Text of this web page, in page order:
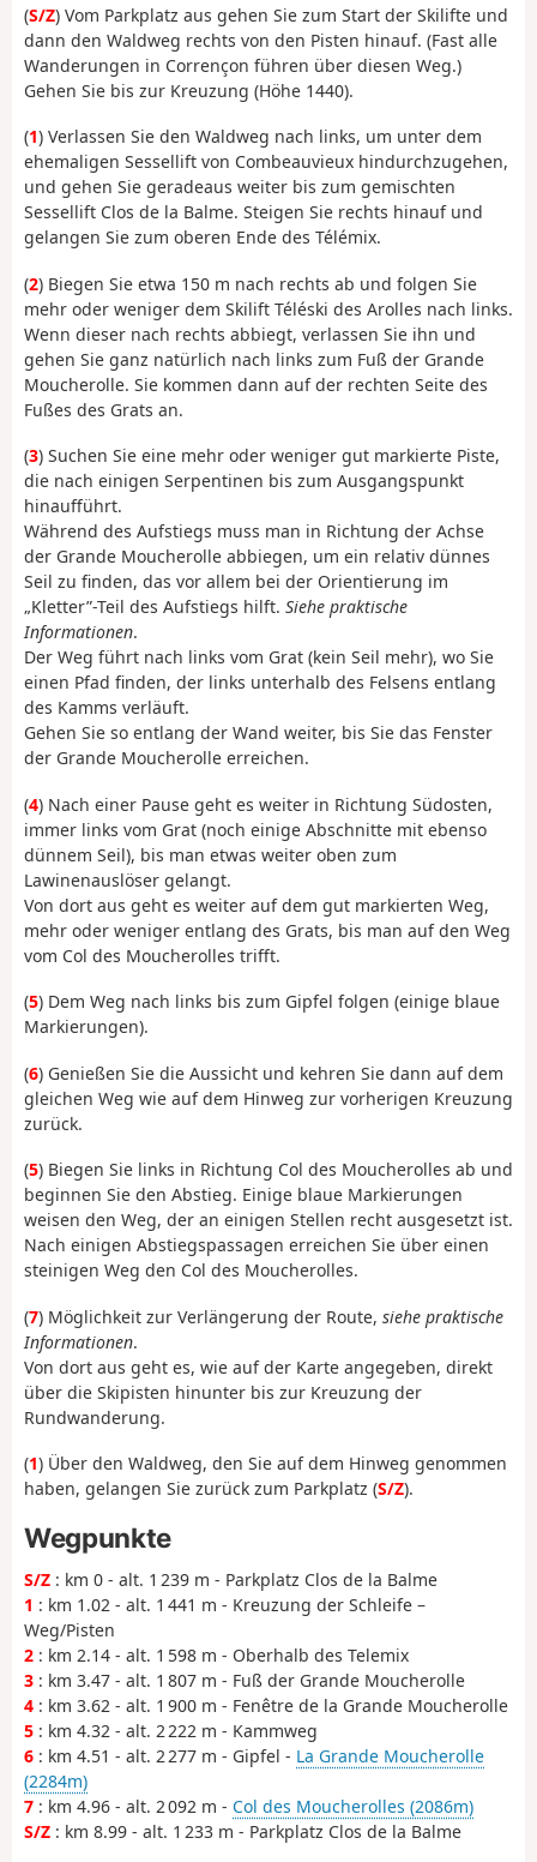
(S/Z) Vom Parkplatz aus gehen Sie zum Start der Skilifte und
dann den Waldweg rechts von den Pisten hinauf. (Fast alle
Wanderungen in Corrençon führen über diesen Weg.)
Gehen Sie bis zur Kreuzung (Höhe 1440).
(1) Verlassen Sie den Waldweg nach links, um unter dem
ehemaligen Sessellift von Combeauvieux hindurchzugehen,
und gehen Sie geradeaus weiter bis zum gemischten
Sessellift Clos de la Balme. Steigen Sie rechts hinauf und
gelangen Sie zum oberen Ende des Télémix.
(2) Biegen Sie etwa 150 m nach rechts ab und folgen Sie
mehr oder weniger dem Skilift Téléski des Arolles nach links.
Wenn dieser nach rechts abbiegt, verlassen Sie ihn und
gehen Sie ganz natürlich nach links zum Fuß der Grande
Moucherolle. Sie kommen dann auf der rechten Seite des
Fußes des Grats an.
(3) Suchen Sie eine mehr oder weniger gut markierte Piste,
die nach einigen Serpentinen bis zum Ausgangspunkt
hinaufführt.
Während des Aufstiegs muss man in Richtung der Achse
der Grande Moucherolle abbiegen, um ein relativ dünnes
Seil zu finden, das vor allem bei der Orientierung im
„Kletter”-Teil des Aufstiegs hilft. Siehe praktische
Informationen.
Der Weg führt nach links vom Grat (kein Seil mehr), wo Sie
einen Pfad finden, der links unterhalb des Felsens entlang
des Kamms verläuft.
Gehen Sie so entlang der Wand weiter, bis Sie das Fenster
der Grande Moucherolle erreichen.
(4) Nach einer Pause geht es weiter in Richtung Südosten,
immer links vom Grat (noch einige Abschnitte mit ebenso
dünnem Seil), bis man etwas weiter oben zum
Lawinenauslöser gelangt.
Von dort aus geht es weiter auf dem gut markierten Weg,
mehr oder weniger entlang des Grats, bis man auf den Weg
vom Col des Moucherolles trifft.
(5) Dem Weg nach links bis zum Gipfel folgen (einige blaue
Markierungen).
(6) Genießen Sie die Aussicht und kehren Sie dann auf dem
gleichen Weg wie auf dem Hinweg zur vorherigen Kreuzung
zurück.
(5) Biegen Sie links in Richtung Col des Moucherolles ab und
beginnen Sie den Abstieg. Einige blaue Markierungen
weisen den Weg, der an einigen Stellen recht ausgesetzt ist.
Nach einigen Abstiegspassagen erreichen Sie über einen
steinigen Weg den Col des Moucherolles.
(7) Möglichkeit zur Verlängerung der Route, siehe praktische
Informationen.
Von dort aus geht es, wie auf der Karte angegeben, direkt
über die Skipisten hinunter bis zur Kreuzung der
Rundwanderung.
(1) Über den Waldweg, den Sie auf dem Hinweg genommen
haben, gelangen Sie zurück zum Parkplatz (S/Z).
Wegpunkte
S/Z : km 0 - alt. 1 239 m - Parkplatz Clos de la Balme
1 : km 1.02 - alt. 1 441 m - Kreuzung der Schleife –
Weg/Pisten
2 : km 2.14 - alt. 1 598 m - Oberhalb des Telemix
3 : km 3.47 - alt. 1 807 m - Fuß der Grande Moucherolle
4 : km 3.62 - alt. 1 900 m - Fenêtre de la Grande Moucherolle
5 : km 4.32 - alt. 2 222 m - Kammweg
6 : km 4.51 - alt. 2 277 m - Gipfel - La Grande Moucherolle
(2284m)
7 : km 4.96 - alt. 2 092 m - Col des Moucherolles (2086m)
S/Z : km 8.99 - alt. 1 233 m - Parkplatz Clos de la Balme